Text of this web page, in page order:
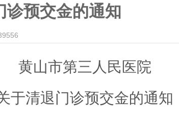
诊预交金的通知
黄山市第三 人民医院
于清退门诊预交金的通知